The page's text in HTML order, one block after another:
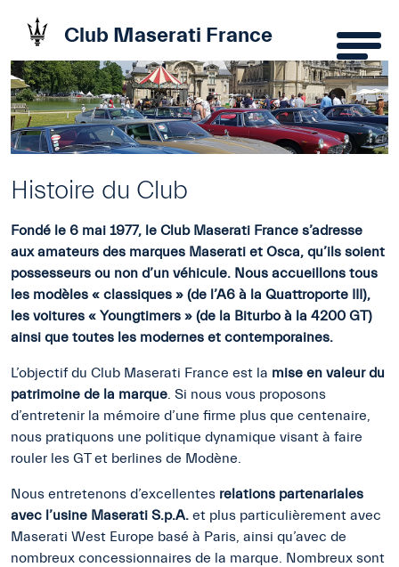
Club Maserati France
Histoire du Club
Fondé le 6 mai 1977, le Club Maserati France s’adresse
auxamateurs des marques Maserati et Osca, qu’ils soient
possesseurs ou non d’un véhicule. Nous accueillons tous
les modèles « classiques » (de l’A6 à la Quattroporte III),
les voitures « Youngtimers » (de la Biturbo à la 4200 GT)
ainsi que toutes les modernes et contemporaines.
L’objectif du Club Maserati France est la mise en valeur du
patrimoine de la marque. Si nous vous proposons
d’entretenir la mémoire d’une firme plus que centenaire,
nous pratiquons une politique dynamique visant à faire
rouler les GT et berlines de Modène.
Nous entretenons d’excellentes relations partenariales
avec l’usine Maserati S.p.A. et plus particulièrement avec
Maserati West Europe basé à Paris, ainsi qu’avec de
nombreux concessionnaires de la marque. Nombreux sont